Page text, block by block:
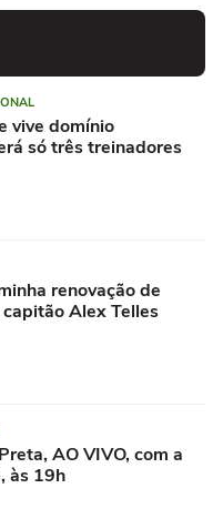
vive domínio
só três treinadores
renovação de
Alex Telles
AO VIVO, com a
às 19h